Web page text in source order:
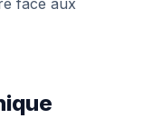
face aux